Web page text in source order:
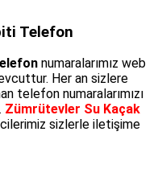
Telefon
numaralarımız web
Her an sizlere
telefon numaralarımızı
Zümrütevler Su Kaçak
sizlerle iletişime